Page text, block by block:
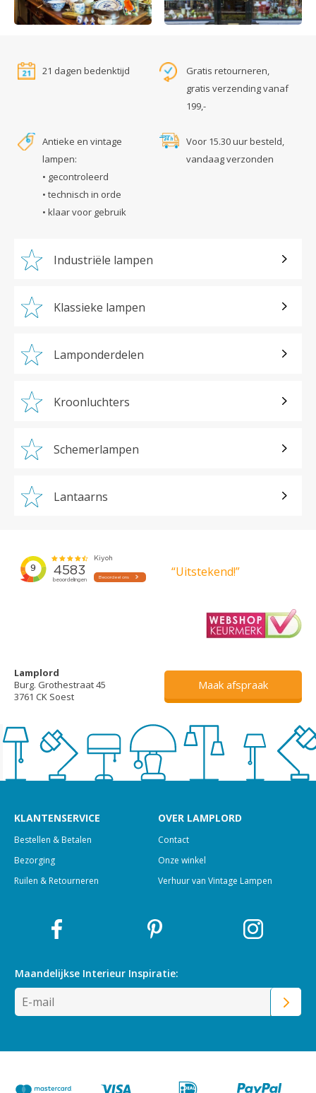
21 dagen bedenktijd
Gratis retourneren,
gratis verzending vanaf
199,-
Antieke en vintage
lampen:
• gecontroleerd
• technisch in orde
• klaar voor gebruik
Voor 15.30 uur besteld,
vandaag verzonden
Industriële lampen
Klassieke lampen
Lamponderdelen
Kroonluchters
Schemerlampen
Lantaarns
“Uitstekend!”
Lamplord
Burg. Grothestraat 45
3761 CK Soest
Maak afspraak
KLANTENSERVICE
Bestellen & Betalen
Bezorging
Ruilen & Retourneren
OVER LAMPLORD
Contact
Onze winkel
Verhuur van Vintage Lampen
Maandelijkse Interieur Inspiratie: